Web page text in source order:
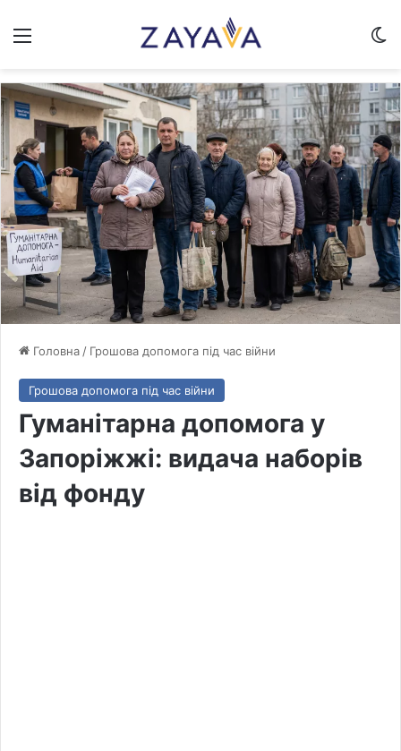
Меню
Головна / Грошова допомога під час війни
Грошова допомога під час війни
Гуманітарна допомога у
Запоріжжі: видача наборів
від фонду